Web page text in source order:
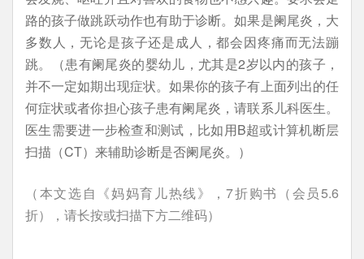
路的孩子做跳跃动作也有助于诊断。如果是阑尾炎，大
多数人，无论是孩子还是成人，都会因疼痛而无法蹦
跳。（患有阑尾炎的婴幼儿，尤其是2岁以内的孩子，
并不一定如期出现症状。如果你的孩子有上面列出的任
何症状或者你担心孩子患有阑尾炎，请联系儿科医生。
医生需要进一步检查和测试，比如用B超或计算机断层
扫描（CT）来辅助诊断是否阑尾炎。）
（本文选自《妈妈育儿热线》，7折购书（会员5.6
折），请长按或扫描下方二维码）